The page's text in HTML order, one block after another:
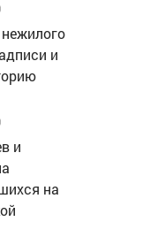
и
и
на